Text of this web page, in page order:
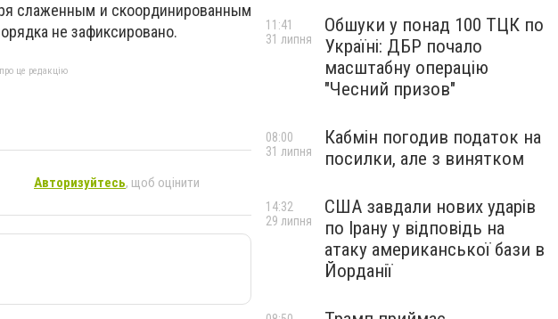
слаженным и скоординированным
не зафиксировано.
це редакцію
Авторизуйтесь, щоб оцінити
Обшуки у понад 100 ТЦК по
Україні: ДБР почало
масштабну операцію
"Чесний призов"
11:41
31 липня
Кабмін погодив податок на
посилки, але з винятком
08:00
31 липня
США завдали нових ударів
по Ірану у відповідь на
атаку американської бази в
Йорданії
14:32
29 липня